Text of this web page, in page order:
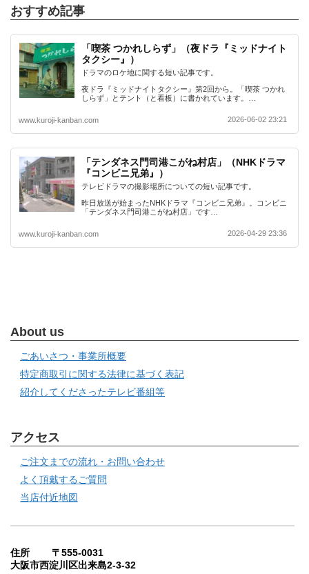
おすすめ記事
「喫茶 つかれしらず」（夜ドラ『ミッドナイト
タクシー』）
ドラマのロケ地に関する短い記事です。
夜ドラ『ミッドナイトタクシー』第2回から。「喫茶 つかれ
しらず」とテント（と看板）に書かれています。…
www.kuroji-kanban.com 2026-06-02 23:21
「テンダネス門司港こがね村店」（NHKドラマ
『コンビニ兄弟』）
テレビドラマの撮影場所についての短い記事です。
昨日放送が始まったNHKドラマ『コンビニ兄弟』。コンビニ
「テンダネス門司港こがね村店」です…
www.kuroji-kanban.com 2026-04-29 23:36
About us
ごあいさつ・事業所概要
特定商取引に関する法律に基づく表記
紹介してくださったテレビ番組等
アクセス
ご注文までの流れ・お問い合わせ
よく頂戴するご質問
当店付近地図
住所 〒555-0031
大阪市西淀川区出来島2-3-32